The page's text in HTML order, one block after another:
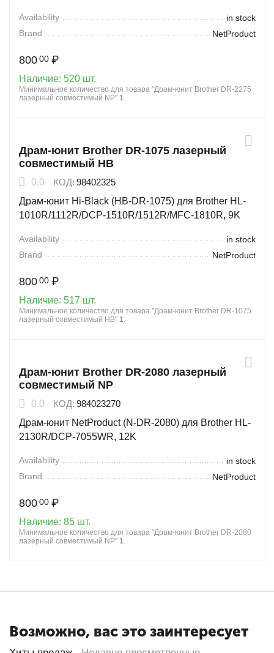
Availability
in stock
Brand
NetProduct
800 00 ₽
Наличие: 520 шт.
Минимальное количество для товара "Драм-юнит Brother DR-2275
лазерный совместимый NP" 1.
Драм-юнит Brother DR-1075 лазерный
совместимый HB
0.0 КОД: 98402325
Драм-юнит Hi-Black (HB-DR-1075) для Brother HL-
1010R/1112R/DCP-1510R/1512R/MFC-1810R, 9K
Availability
in stock
Brand
NetProduct
800 00 ₽
Наличие: 517 шт.
Минимальное количество для товара "Драм-юнит Brother DR-1075
лазерный совместимый HB" 1.
Драм-юнит Brother DR-2080 лазерный
совместимый NP
0.0 КОД: 984023270
Драм-юнит NetProduct (N-DR-2080) для Brother HL-
2130R/DCP-7055WR, 12K
Availability
in stock
Brand
NetProduct
800 00 ₽
Наличие: 85 шт.
Минимальное количество для товара "Драм-юнит Brother DR-2080
лазерный совместимый NP" 1.
Возможно, вас это заинтересует